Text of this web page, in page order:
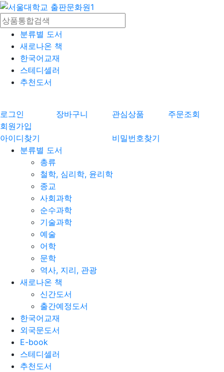
분류별 도서
새로나온 책
한국어교재
스테디셀러
추천도서
로그인 장바구니 관심상품
주문조회
회원가입
아이디찾기
비밀번호찾기
분류별 도서
총류
철학, 심리학, 윤리학
종교
사회과학
순수과학
기술과학
예술
어학
문학
역사, 지리, 관광
새로나온 책
신간도서
출간예정도서
한국어교재
외국문도서
E-book
스테디셀러
추천도서